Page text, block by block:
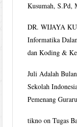
Kusumah,
DR. WIJAYA
Informatika
dan Koding &
Juli Adalah
Sekolah
Pemenang
tikno onTugas